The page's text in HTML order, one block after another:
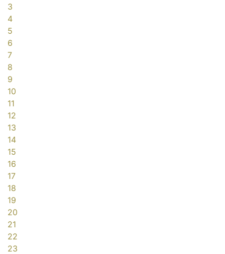
3
4
5
6
7
8
9
10
11
12
13
14
15
16
17
18
19
20
21
22
23